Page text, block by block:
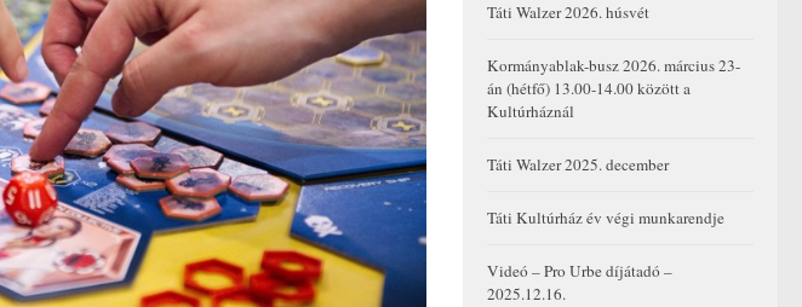
Táti Walzer 2026. húsvét
Kormányablak-busz 2026. március 23-
án (hétfő) 13.00-14.00 között a
Kultúrháznál
Táti Walzer 2025. december
Táti Kultúrház év végi munkarendje
Videó – Pro Urbe díjátadó –
2025.12.16.